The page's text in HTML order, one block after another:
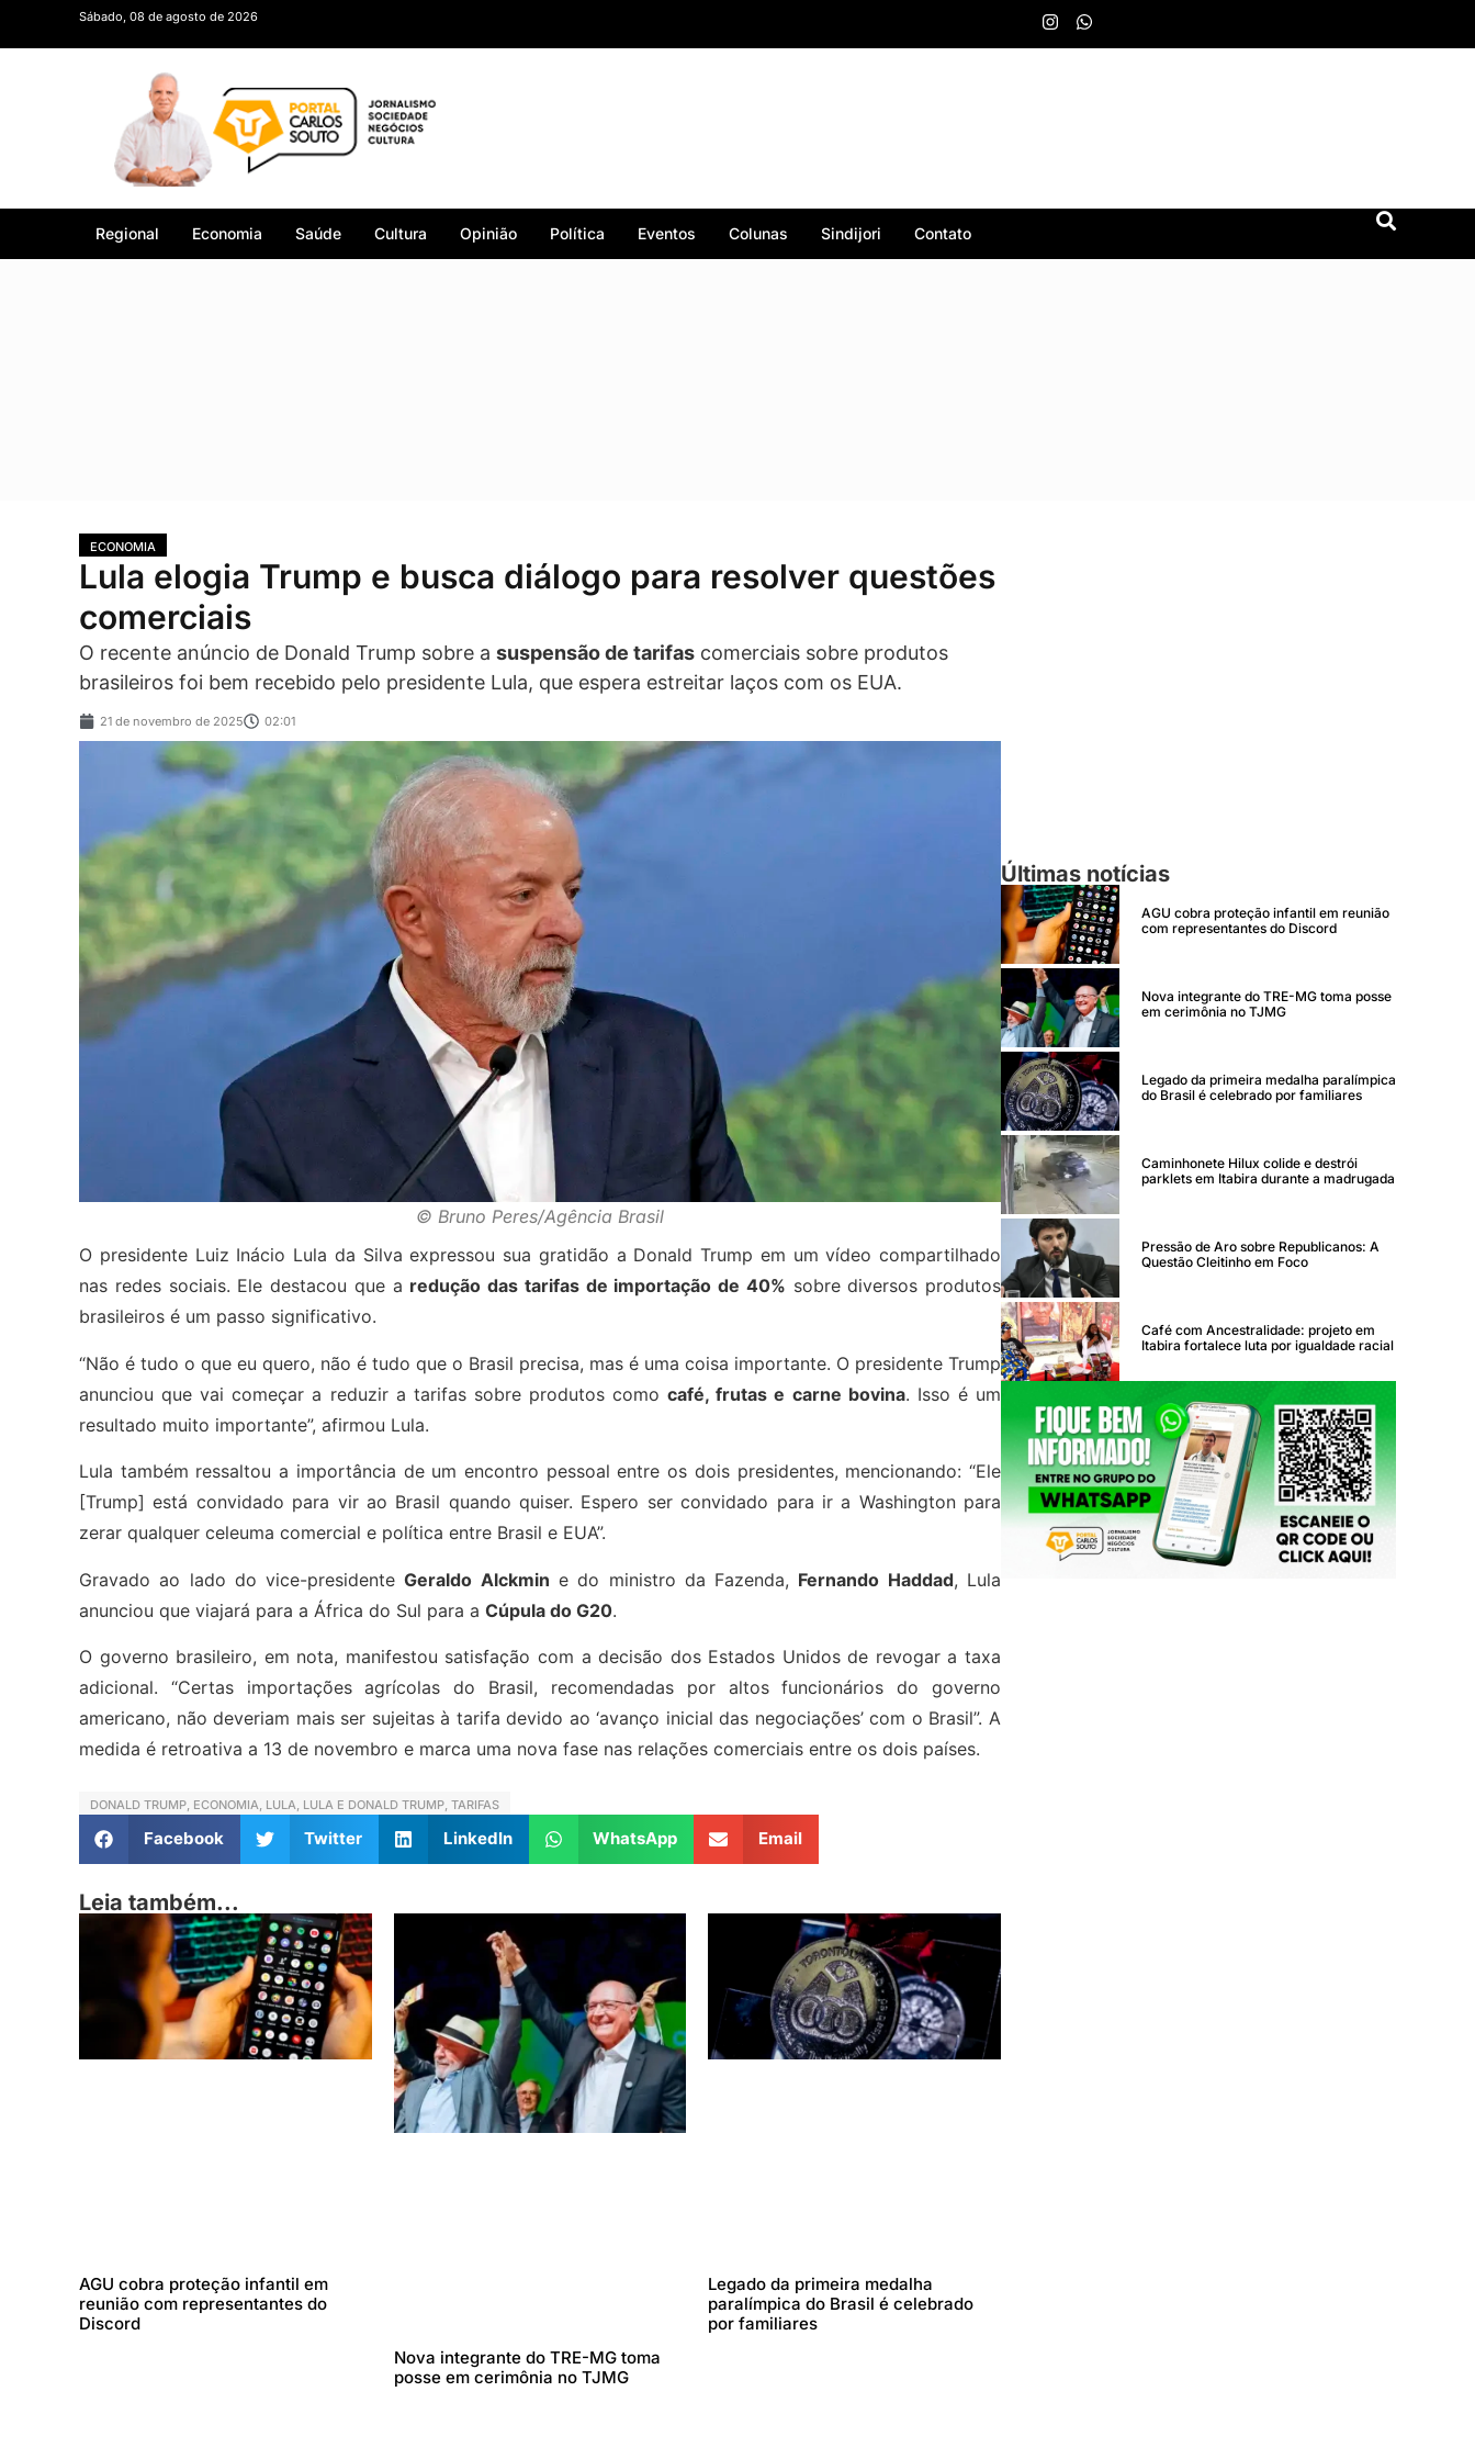
Sábado, 08 de agosto de 2026
Regional Economia Saúde Cultura Opinião Política Eventos Colunas Sindijori Contato
ECONOMIA
Lula elogia Trump e busca diálogo para resolver questões
comerciais
O recente anúncio de Donald Trump sobre a suspensão de tarifas comerciais sobre produtos
brasileiros foi bem recebido pelo presidente Lula, que espera estreitar laços com os EUA.
21 de novembro de 2025 02:01
© Bruno Peres/Agência Brasil
O presidente Luiz Inácio Lula da Silva expressou sua gratidão a Donald Trump em um vídeo compartilhado
nas redes sociais. Ele destacou que a redução das tarifas de importação de 40% sobre diversos produtos
brasileiros é um passo significativo.
“Não é tudo o que eu quero, não é tudo que o Brasil precisa, mas é uma coisa importante. O presidente Trump
anunciou que vai começar a reduzir a tarifas sobre produtos comocafé, frutas e carne bovina. Isso é um
resultado muito importante”, afirmou Lula.
Lula também ressaltou a importância de um encontro pessoal entre os dois presidentes, mencionando: “Ele
[Trump] está convidado para vir ao Brasil quando quiser. Espero ser convidado para ir a Washington para
zerar qualquer celeuma comercial e política entre Brasil e EUA”.
Gravado ao lado do vice-presidenteGeraldo Alckmin e do ministro da Fazenda, Fernando Haddad, Lula
anunciou que viajará para a África do Sul para a Cúpula do G20.
O governo brasileiro, em nota, manifestou satisfação com a decisão dos Estados Unidos de revogar a taxa
adicional. “Certas importações agrícolas do Brasil, recomendadas por altos funcionários do governo
americano, não deveriam mais ser sujeitas à tarifa devido ao ‘avanço inicial das negociações’ com o Brasil”. A
medida é retroativa a 13 de novembro e marca uma nova fase nas relações comerciais entre os dois países.
DONALD TRUMP ECONOMIA LULA LULA E DONALD TRUMP TARIFAS
Facebook Twitter LinkedIn WhatsApp Email
Leia também...
AGU cobra proteção infantil em
reunião com representantes do
Discord
Nova integrante do TRE-MG toma
posse em cerimônia no TJMG
Legado da primeira medalha
paralímpica do Brasil é celebrado
por familiares
Últimas notícias
AGU cobra proteção infantil em reunião
com representantes do Discord
Nova integrante do TRE-MG toma posse
em cerimônia no TJMG
Legado da primeira medalha paralímpica
do Brasil é celebrado por familiares
Caminhonete Hilux colide e destrói
parklets em Itabira durante a madrugada
Pressão de Aro sobre Republicanos: A
Questão Cleitinho em Foco
Café com Ancestralidade: projeto em
Itabira fortalece luta por igualdade racial